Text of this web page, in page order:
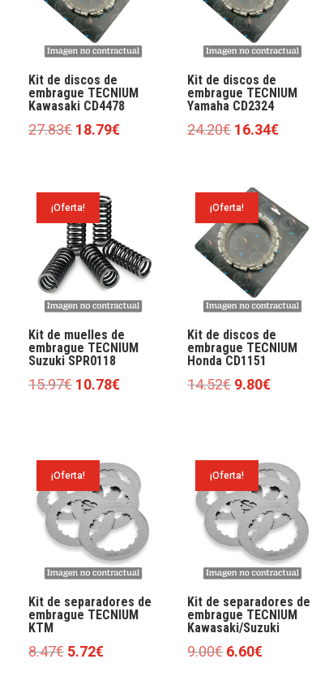
Kit de discos de
embrague TECNIUM
Kawasaki CD4478
27.83€ El
era:
27.83€.
18.79€El
Kit de discos de
embrague TECNIUM
Yamaha CD2324
24.20€ El
era:
24.20€.
16.34€El
16.34€.
¡Oferta!
Kit de muelles de
embrague TECNIUM
Suzuki SPR0118
15.97€ El
15.97€.
10.78€El
10.78€.
¡Oferta!
Kit de discos de
embrague TECNIUM
Honda CD1151
14.52€ El
14.52€.
9.80€El
9.80€.
¡Oferta!
Kit de separadores de
embrague TECNIUM
KTM
8.47€ El
5.72€El
¡Oferta!
Kit de separadores de
embrague TECNIUM
Kawasaki/Suzuki
9.00€ El
6.60€El